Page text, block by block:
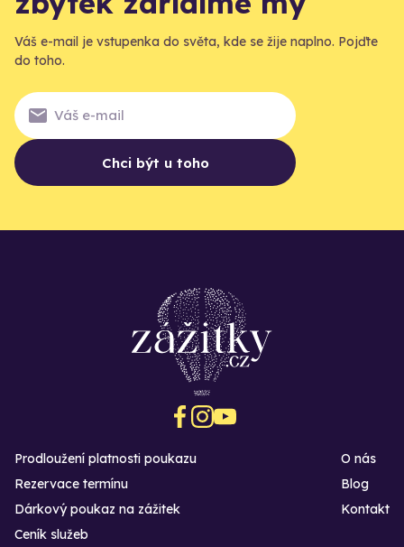
Váš e-mail je vstupenka do světa, kde se žije naplno. Pojďte
do toho.
Chci být u toho
Prodloužení platnosti poukazu
Rezervace termínu
Dárkový poukaz na zážitek
O nás
Blog
Kontakt
Ceník služeb